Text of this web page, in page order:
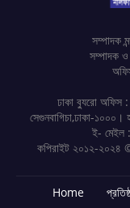
সম্পাদক
সম্পাদক
ঢাকা ব্যুরো অফিস
সেগুনবাগিচা,ঢাকা-
ই-
কপিরাইট ২০১২-২০২৪
Home